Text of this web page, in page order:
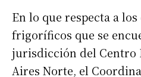
En lo que respecta a
frigoríficos que se
jurisdicción del Centro
Aires Norte, el